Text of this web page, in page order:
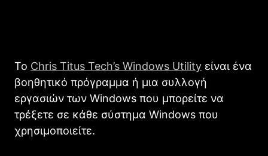
Το Chris Titus Tech’s Windows Utility είναι ένα
βοηθητικό πρόγραμμα ή μια συλλογή
εργασιών των Windows που μπορείτε να
τρέξετε σε κάθε σύστημα Windows που
χρησιμοποιείτε.